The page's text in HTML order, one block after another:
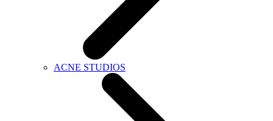
ACNE STUDIOS